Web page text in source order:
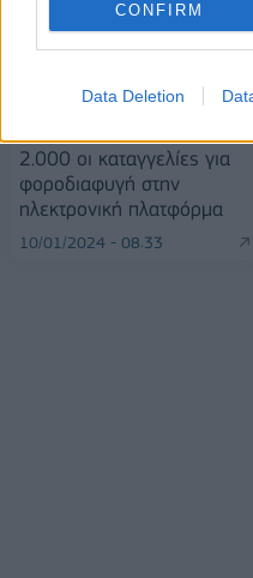
CONFIRM
Data Deletion
2.000 οι καταγγελίες για
φοροδιαφυγή στην
ηλεκτρονική πλατφόρμα
10/01/2024 - 08:33